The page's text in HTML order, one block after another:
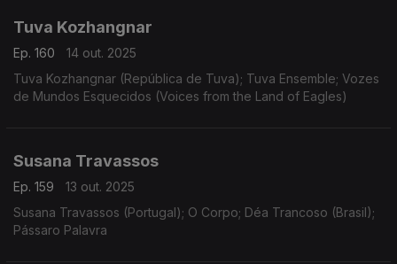
Tuva Kozhangnar
Ep. 160
14 out. 2025
Tuva Kozhangnar (República de Tuva); Tuva Ensemble; Vozes
de Mundos Esquecidos (Voices from the Land of Eagles)
Susana Travassos
Ep. 159
13 out. 2025
Susana Travassos (Portugal); O Corpo; Déa Trancoso (Brasil);
Pássaro Palavra